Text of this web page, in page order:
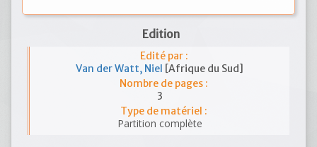
Edition
Edité par :
Van der Watt, Niel [Afrique du Sud]
Nombre de pages :
3
Type de matériel :
Partition complète